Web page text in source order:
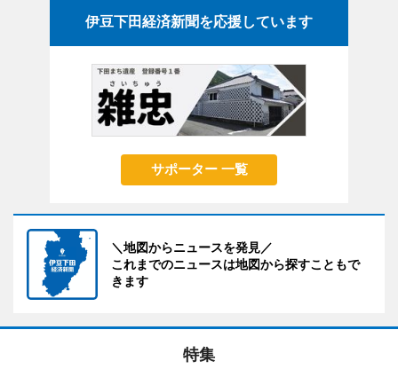
伊豆下田経済新聞を応援しています
サポーター 一覧
＼地図からニュースを発見／
これまでのニュースは地図から探すこともで
きます
特集